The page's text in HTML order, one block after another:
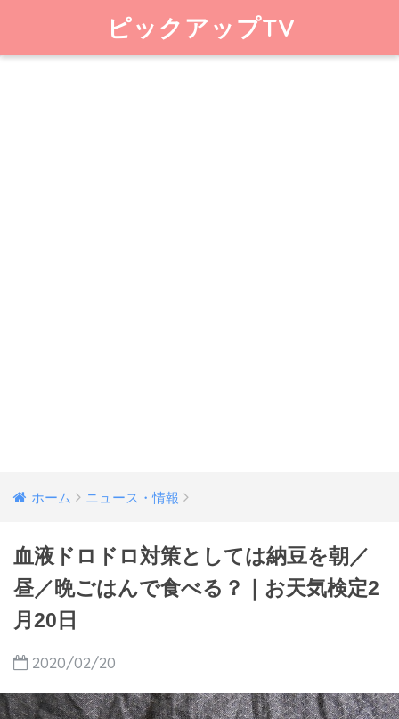
ピックアップTV
ホーム ニュース・情報
血液ドロドロ対策としては納豆を朝／
昼／晩ごはんで食べる？｜お天気検定2
月20日
2020/02/20